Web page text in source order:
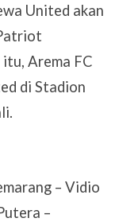
United akan
Arema FC
di Stadion
– Vidio
–